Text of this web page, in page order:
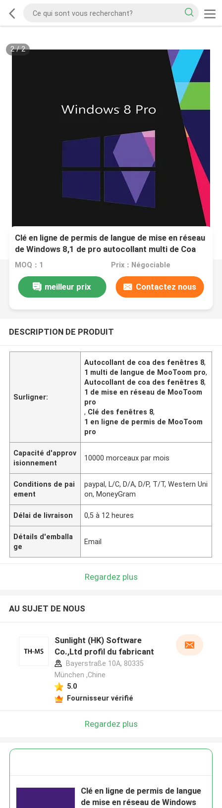
2/2
Clé en ligne de permis de langue de mise en réseau
de Windows 8,1 de pro autocollant multi de Coa
MOQ：1 Prix：Négociable
meilleur prix Contactez nous
DESCRIPTION DE PRODUIT
Surligner:
Autocollant de coa des fenêtres 8,
1 multi de langue de MooToom pro,
Autocollant de coa des fenêtres 8,
1 de mise en réseau de MooToom
pro
, Clé des fenêtres 8,
1 en ligne de permis de MooToom
pro
Capacité d'approv
isionnement
10000 morceaux par mois
Conditions de pai
ement
paypal, L/C, D/A, D/P, T/T, Western Uni
on, MoneyGram
Délai de livraison 0,5 à 12 heures
Détails d'emballa
ge
Email
Regardez plus
AU SUJET DE NOUS
Sunlight (HK) Software
Co.,Ltd profil du fabricant
Bayerstraße 10A, 80335
München ,Chine
5.0
Fournisseur vérifié
Regardez plus
Clé en ligne de permis de langue
de mise en réseau de Windows